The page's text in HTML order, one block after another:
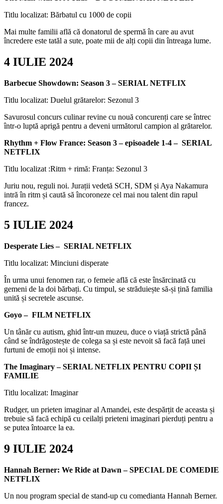
Titlu localizat: Bărbatul cu 1000 de copii
Mai multe familii află că donatorul de spermă în care au avut
încredere este tatăl a sute, poate mii de alți copii din întreaga lume.
4 IULIE 2024
Barbecue Showdown: Season 3 – SERIAL NETFLIX
Titlu localizat: Duelul grătarelor: Sezonul 3
Savurosul concurs culinar revine cu nouă concurenți care se întrec
într-o luptă aprigă pentru a deveni următorul campion al grătarelor.
Rhythm + Flow France: Season 3 – episoadele 1-4 – SERIAL
NETFLIX
Titlu localizat :Ritm + rimă: Franța: Sezonul 3
Juriu nou, reguli noi. Jurații vedetă SCH, SDM și Aya Nakamura
intră în ritm și caută să încoroneze cel mai nou talent din rapul
francez.
5 IULIE 2024
Desperate Lies – SERIAL NETFLIX
Titlu localizat: Minciuni disperate
În urma unui fenomen rar, o femeie află că este însărcinată cu
gemeni de la doi bărbați. Cu timpul, se străduiește să-și țină familia
unită și secretele ascunse.
Goyo – FILM NETFLIX
Un tânăr cu autism, ghid într-un muzeu, duce o viață strictă până
când se îndrăgostește de colega sa și este nevoit să facă față unei
furtuni de emoții noi și intense.
The Imaginary – SERIAL NETFLIX PENTRU COPII ȘI
FAMILIE
Titlu localizat: Imaginar
Rudger, un prieten imaginar al Amandei, este despărțit de aceasta și
trebuie să facă echipă cu ceilalți prieteni imaginari pierduți pentru a
se putea întoarce la ea.
9 IULIE 2024
Hannah Berner: We Ride at Dawn – SPECIAL DE COMEDIE
NETFLIX
Un nou program special de stand-up cu comedianta Hannah Berner.